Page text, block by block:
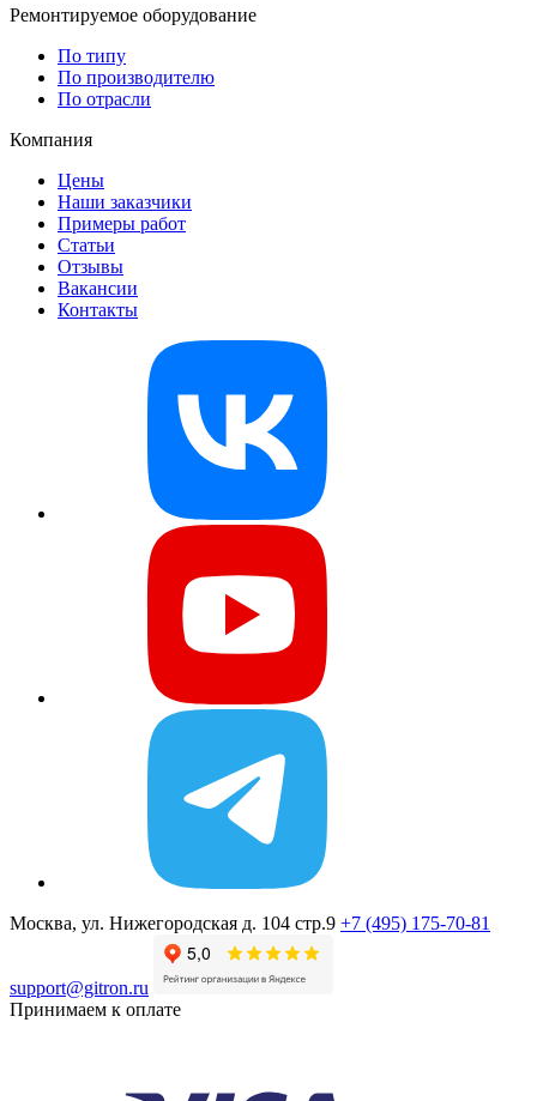
Ремонтируемое оборудование
По типу
По производителю
По отрасли
Компания
Цены
Наши заказчики
Примеры работ
Статьи
Отзывы
Вакансии
Контакты
Москва, ул. Нижегородская д. 104 стр.9 +7 (495) 175-70-81
support@gitron.ru
Принимаем к оплате